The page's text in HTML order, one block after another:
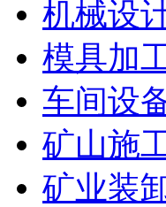
机械设
模具加
车间设
矿山施
矿业装